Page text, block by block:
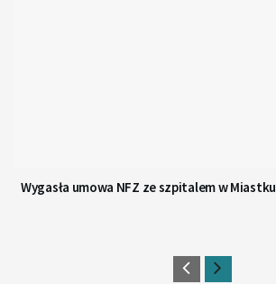
Wygasła umowa NFZ ze szpitalem w Miastku